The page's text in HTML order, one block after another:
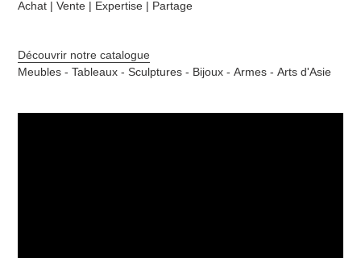
Achat | Vente | Expertise | Partage
Découvrir notre catalogue
Meubles - Tableaux - Sculptures - Bijoux - Armes - Arts d'Asie